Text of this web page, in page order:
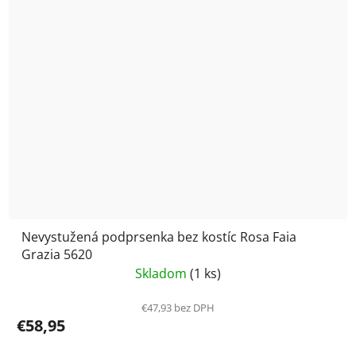
Nevystužená podprsenka bez kostíc Rosa Faia
Grazia 5620
Skladom (1 ks)
€47,93 bez DPH
€58,95